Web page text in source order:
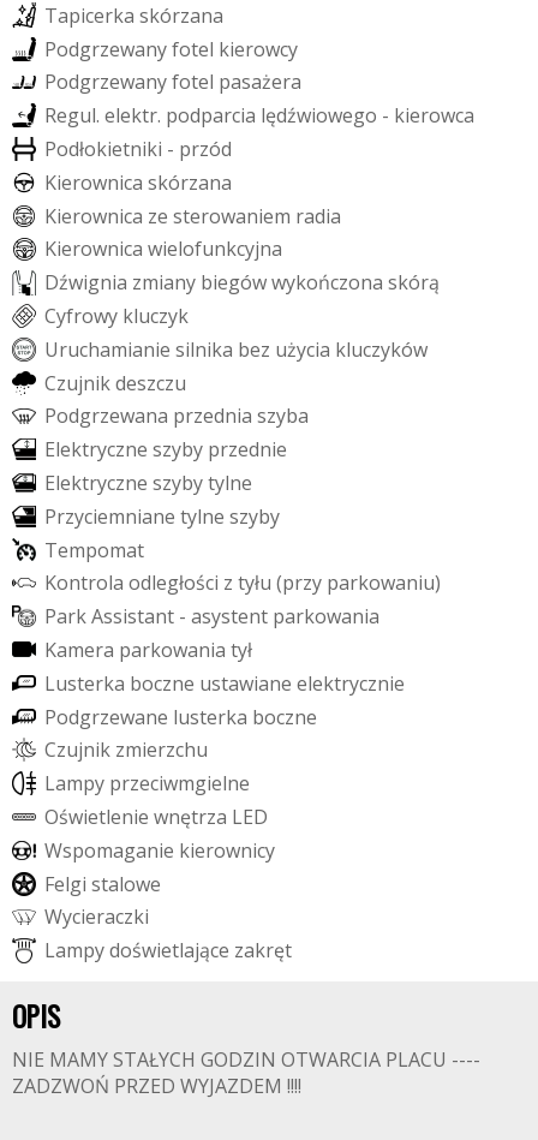
Tapicerka skórzana
Podgrzewanyfotel kierowcy
Podgrzewanyfotel pasażera
Regul. elektr. podparcia lędźwiowego - kierowca
Podłokietniki - przód
Kierownica skórzana
Kierownica ze sterowaniem radia
Kierownica wielofunkcyjna
Dźwignia zmiany biegówwykończona skórą
Cyfrowy kluczyk
Uruchamianie silnika bez użycia kluczyków
Czujnikdeszczu
Podgrzewana przednia szyba
Elektryczne szyby przednie
Elektryczne szybytylne
Przyciemniane tylne szyby
Tempomat
Kontrola odległości z tyłu (przy parkowaniu)
ParkAssistant - asystent parkowania
Kamera parkowania tył
Lusterka boczne ustawiane elektrycznie
Podgrzewane lusterka boczne
Czujnik zmierzchu
Lampy przeciwmgielne
Oświetlenie wnętrza LED
Wspomaganie kierownicy
Felgi stalowe
Wycieraczki
Lampydoświetlające zakręt
OPIS
NIE MAMY STAŁYCH GODZIN OTWARCIA PLACU ----
ZADZWOŃ PRZED WYJAZDEM !!!!